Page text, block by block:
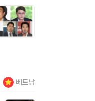
베트남